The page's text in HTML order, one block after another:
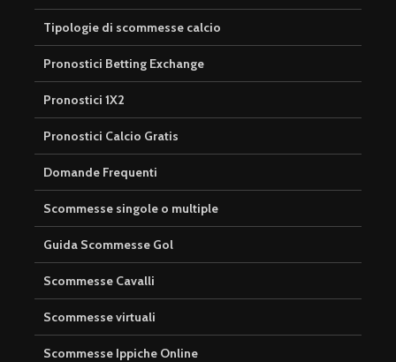
Tipologie di scommesse calcio
Pronostici Betting Exchange
Pronostici 1X2
Pronostici Calcio Gratis
Domande Frequenti
Scommesse singole o multiple
Guida Scommesse Gol
Scommesse Cavalli
Scommesse virtuali
Scommesse Ippiche Online